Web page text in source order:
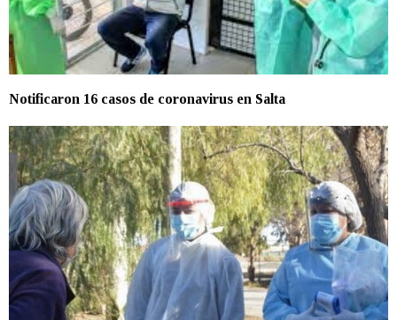
Notificaron 16 casos de coronavirus en Salta